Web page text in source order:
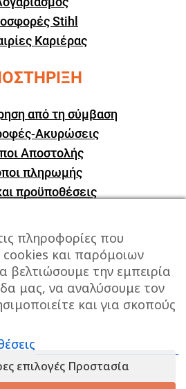
Stihl
Καριέρας
από τη σύμβαση
Ακυρώσεις
Αποστολής
πληρωμής
προϋποθέσεις
Σταυρός Αμυγδαλεώνα
2510247678
πληροφορίες που
cookies και παρόμοιων
βελτιώσουμε την εμπειρία
μας, να αναλύσουμε τον
και για σκοπούς
επιλογές Προστασία